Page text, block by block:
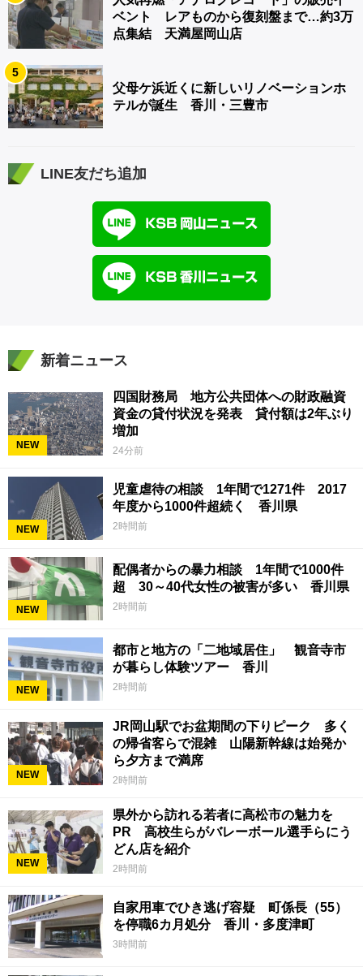
ベント レアものから復刻盤まで…約3万
点集結 天満屋岡山店
5
父母ケ浜近くに新しいリノベーションホ
テルが誕生 香川・三豊市
LINE友だち追加
新着ニュース
NEW
四国財務局 地方公共団体への財政融資
資金の貸付状況を発表 貸付額は2年ぶり
増加
24分前
NEW
児童虐待の相談 1年間で1271件 2017
年度から1000件超続く 香川県
2時間前
NEW
配偶者からの暴力相談 1年間で1000件
超 30～40代女性の被害が多い 香川県
2時間前
NEW
都市と地方の「二地域居住」 観音寺市
が暮らし体験ツアー 香川
2時間前
NEW
JR岡山駅でお盆期間の下りピーク 多く
の帰省客らで混雑 山陽新幹線は始発か
ら夕方まで満席
2時間前
NEW
県外から訪れる若者に高松市の魅力を
PR 高校生らがバレーボール選手らにう
どん店を紹介
2時間前
自家用車でひき逃げ容疑 町係長（55）
を停職6カ月処分 香川・多度津町
3時間前